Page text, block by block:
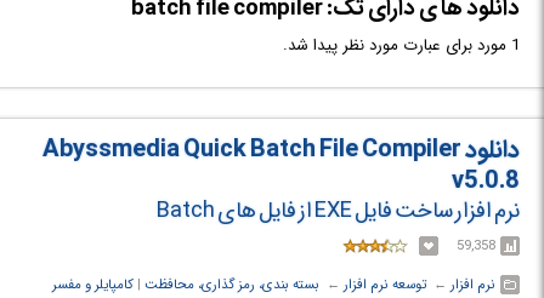
دانلود ها ی دارای تگ: batch file compiler
1 مورد برای عبارت مورد نظر پیدا شد.
دانلود Abyssmedia Quick Batch File Compiler
v5.0.8
نرم افزار ساخت فایل EXE از فایل های Batch
59,358
نرم افزار ← ‏توسعه نرم افزار ← ‏ بسته بندی، رمز گذاری، محافظت ‏| کامپایلر و مفسر